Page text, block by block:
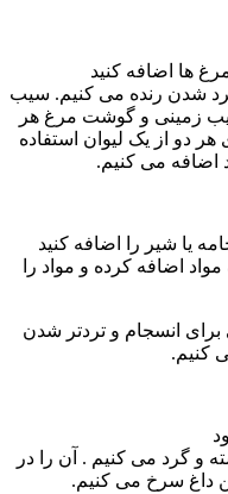
ها اضافه کنید
شدن رنده می کنیم. سیب
زمینی و گوشت مرغ هر
هر دو از یک لیوان استفاده
اضافه می کنیم.
یا شیر را اضافه کنید
اضافه کرده و مواد را
برای انسجام و تردتر شدن
کنیم.
و گرد می کنیم . آن را در
داغ سرخ می کنیم.